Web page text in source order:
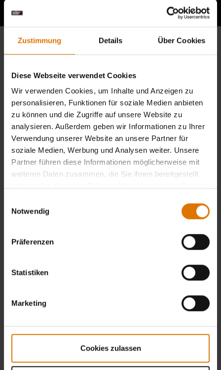
Zustimmung Details Über Cookies
Diese Webseite verwendet Cookies
Wir verwenden Cookies, um Inhalte und Anzeigen zu
personalisieren, Funktionen für soziale Medien anbieten
zu können und die Zugriffe auf unsere Website zu
analysieren. Außerdem geben wir Informationen zu Ihrer
Verwendung unserer Website an unsere Partner für
soziale Medien, Werbung und Analysen weiter. Unsere
Partner führen diese Informationen möglicherweise mit
weiteren Daten zusammen, die Sie ihnen bereitgestellt
Notwendig
Präferenzen
Statistiken
Marketing
Cookies zulassen